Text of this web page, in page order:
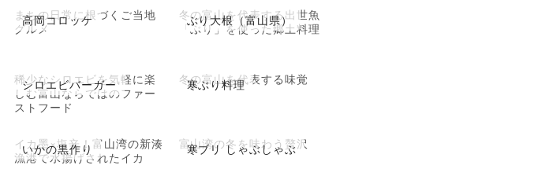
高岡コロッケ
まちの日常に根づくご当地
グルメ
ぶり大根（富山県）
冬の富山を代表する出世魚
「ぶり」を使った郷土料理
シロエビバーガー
稀少なシロエビを気軽に楽
しむ富山ならではのファー
ストフード
寒ぶり料理
冬の富山を代表する味覚
いかの黒作り
イカ墨×塩辛！富山湾の新湊
漁港で水揚げされたイカ
寒ブリ しゃぶしゃぶ
富山湾の冬を味わう贅沢